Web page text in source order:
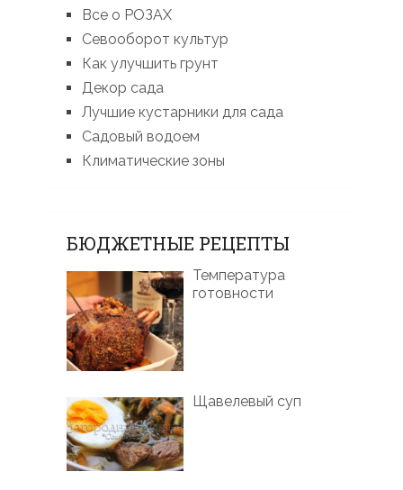
Все о РОЗАХ
Севооборот культур
Как улучшить грунт
Декор сада
Лучшие кустарники для сада
Садовый водоем
Климатические зоны
БЮДЖЕТНЫЕ РЕЦЕПТЫ
Температура
готовности
Щавелевый суп